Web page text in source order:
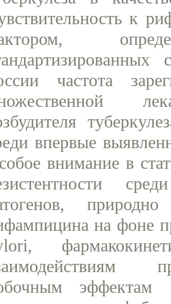
к
частота
впервые
внимание в
на фоне
эффектам